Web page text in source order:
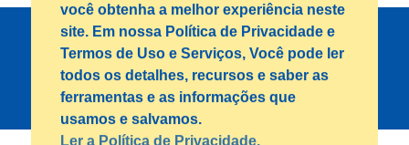
Políticas de Privacidade
Termos de uso e Serviços
Solucionando suas Dúvidas
você obtenha a melhor experiência neste
site. Em nossa Política de Privacidade e
Termos de Uso e Serviços, Você pode ler
todos os detalhes, recursos e saber as
ferramentas e as informações que
usamos e salvamos.
Ler a Política de Privacidade.